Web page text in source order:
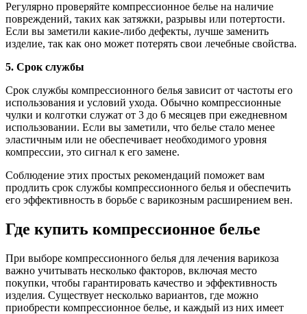
Регулярно проверяйте компрессионное белье на наличие
повреждений, таких как затяжки, разрывы или потертости.
Если вы заметили какие-либо дефекты, лучше заменить
изделие, так как оно может потерять свои лечебные свойства.
5. Срок службы
Срок службы компрессионного белья зависит от частоты его
использования и условий ухода. Обычно компрессионные
чулки и колготки служат от 3 до 6 месяцев при ежедневном
использовании. Если вы заметили, что белье стало менее
эластичным или не обеспечивает необходимого уровня
компрессии, это сигнал к его замене.
Соблюдение этих простых рекомендаций поможет вам
продлить срок службы компрессионного белья и обеспечить
его эффективность в борьбе с варикозным расширением вен.
Где купить компрессионное белье
При выборе компрессионного белья для лечения варикоза
важно учитывать несколько факторов, включая место
покупки, чтобы гарантировать качество и эффективность
изделия. Существует несколько вариантов, где можно
приобрести компрессионное белье, и каждый из них имеет